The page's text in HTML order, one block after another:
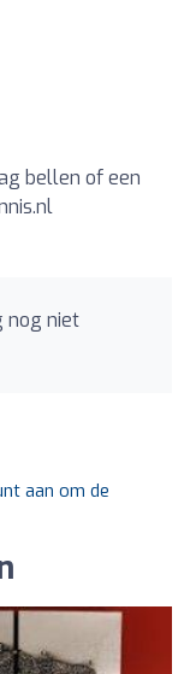
bellen of een
nog niet
aan om de